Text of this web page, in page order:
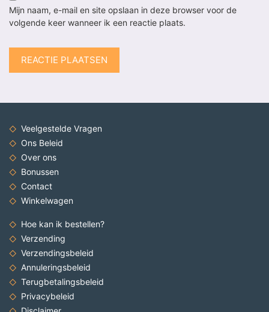
Mijn naam, e-mail en site opslaan in deze browser voor de
volgende keer wanneer ik een reactie plaats.
Veelgestelde Vragen
Ons Beleid
Over ons
Bonussen
Contact
Winkelwagen
Hoe kan ik bestellen?
Verzending
Verzendingsbeleid
Annuleringsbeleid
Terugbetalingsbeleid
Privacybeleid